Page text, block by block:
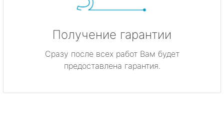
Получение гарантии
Сразу после всех работ Вам будет
предоставлена гарантия.